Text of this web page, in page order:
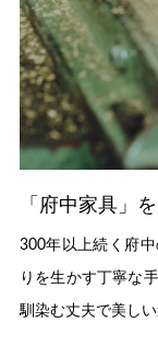
「府中家具」
300年以上続く府
りを生かす丁寧な
馴染む丈夫で美し